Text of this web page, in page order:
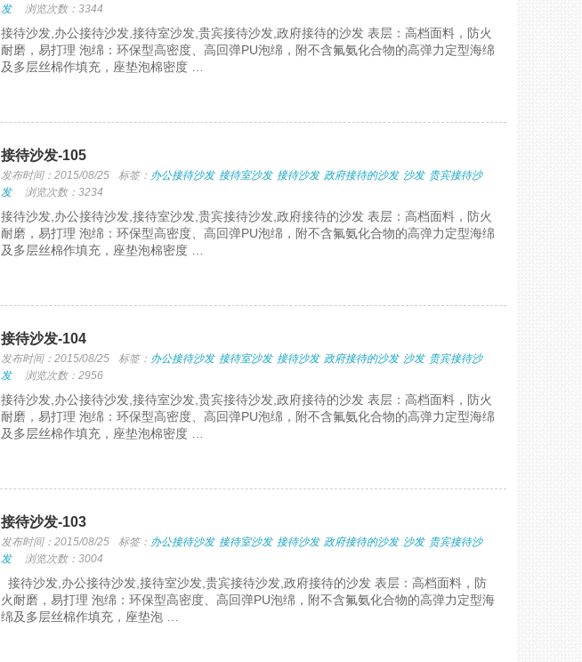
发
浏览次数：3344
接待沙发,办公接待沙发,接待室沙发,贵宾接待沙发,政府接待的沙发 表层：高档面料，防火
耐磨，易打理 泡绵：环保型高密度、高回弹PU泡绵，附不含氟氨化合物的高弹力定型海绵
及多层丝棉作填充，座垫泡棉密度 …
接待沙发-105
发布时间：2015/08/25 标签： 办公接待沙发 接待室沙发 接待沙发 政府接待的沙发 沙发 贵宾接待沙
发
浏览次数：3234
接待沙发,办公接待沙发,接待室沙发,贵宾接待沙发,政府接待的沙发 表层：高档面料，防火
耐磨，易打理 泡绵：环保型高密度、高回弹PU泡绵，附不含氟氨化合物的高弹力定型海绵
及多层丝棉作填充，座垫泡棉密度 …
接待沙发-104
发布时间：2015/08/25 标签： 办公接待沙发 接待室沙发 接待沙发 政府接待的沙发 沙发 贵宾接待沙
发
浏览次数：2956
接待沙发,办公接待沙发,接待室沙发,贵宾接待沙发,政府接待的沙发 表层：高档面料，防火
耐磨，易打理 泡绵：环保型高密度、高回弹PU泡绵，附不含氟氨化合物的高弹力定型海绵
及多层丝棉作填充，座垫泡棉密度 …
接待沙发-103
发布时间：2015/08/25 标签： 办公接待沙发 接待室沙发 接待沙发 政府接待的沙发 沙发 贵宾接待沙
发
浏览次数：3004
接待沙发,办公接待沙发,接待室沙发,贵宾接待沙发,政府接待的沙发 表层：高档面料，防
火耐磨，易打理 泡绵：环保型高密度、高回弹PU泡绵，附不含氟氨化合物的高弹力定型海
绵及多层丝棉作填充，座垫泡 …